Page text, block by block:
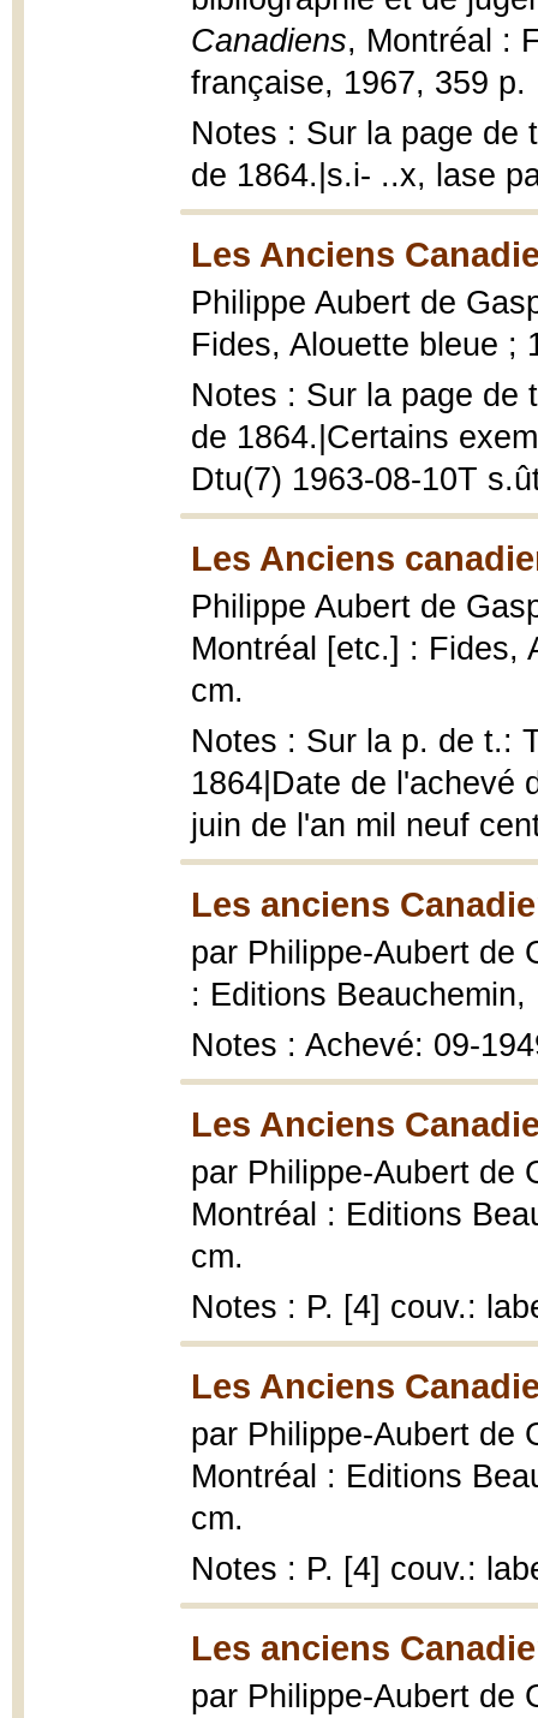
Canadiens, Montréal :
française, 1967, 359 p.
Notes : Sur la page de
de 1864.|s.i- ..x, lase
Les Anciens
Philippe Aubert de
Fides, Alouette bleue ;
Notes : Sur la page de
de 1864.|Certains
Dtu(7) 1963-08-10T
Les Anciens
Philippe Aubert de
Montréal [etc.] : Fides,
cm.
Notes : Sur la p. de t.:
1864|Date de l'achevé
juin de l'an mil neuf
Les anciens
par Philippe-Aubert de
: Editions
Notes : Achevé: 09-
Les Anciens
par Philippe-Aubert de
Montréal : Editions
cm.
Notes : P. [4] couv.:
Les Anciens
par Philippe-Aubert de
Montréal : Editions
cm.
Notes : P. [4] couv.:
Les anciens
par Philippe-Aubert de